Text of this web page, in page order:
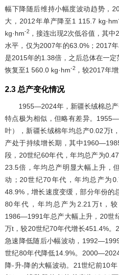
幅下降随后维持小幅度波动趋势，
大，2012年单产降至1 115.7 kg·hm
kg·hm-2 ，接连出现2次低谷值，其中
水平，仅为2007年的63.0%；2017
是2015年的1.38倍，之后总体在一
恢复至1 560.0 kg·hm-2 ，较2017年增
2.3 总产变化情况
1955―2024年，新疆长绒棉总
特点极为相似，但略有差异。
叶），新疆长绒棉年均总产0.02万t
产处于持续增长期，其中
段，20世纪60年代，年均总产为
23.5倍，年均总产明显大幅上升，
动；20世纪70年代，年均总产为
48.9%，增长速度变缓，部分年份的
80年代，年均总产为2.21万t，较
1986―1991年总产大幅上升，20世
万t，较20世纪70年代增长451.4%
急速降低随后小幅波动，
世纪80年代降低14.9%。
降-升-降的大幅波动。21世纪前10